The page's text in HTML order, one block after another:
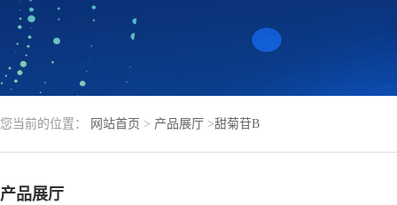
您当前的位置： 网站首页 > 产品展厅 >甜菊苷B
产品展厅